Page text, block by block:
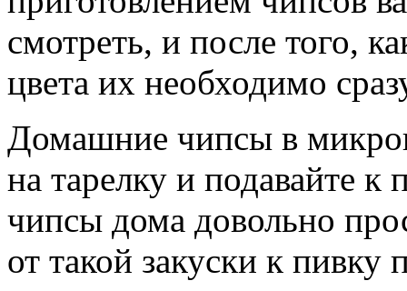
смотреть, и после того,
цвета их необходимо
Домашние чипсы в
на тарелку и подавайте к
чипсы дома довольно
от такой закуски к пивку